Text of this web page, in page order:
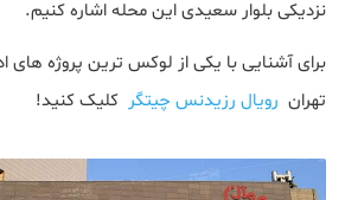
نزدیکی بلوار سعیدی این محله اشاره کنیم.
تهران رویال رزیدنس چیتگر کلیک کنید!